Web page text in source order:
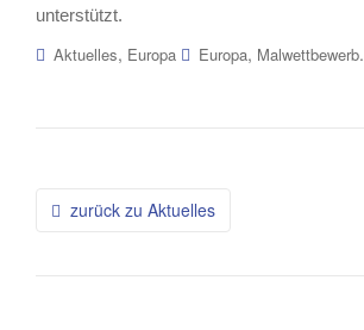
unterstützt.
Aktuelles, Europa Europa, Malwettbewerb.
Beitragsnavigation
zurück zu Aktuelles